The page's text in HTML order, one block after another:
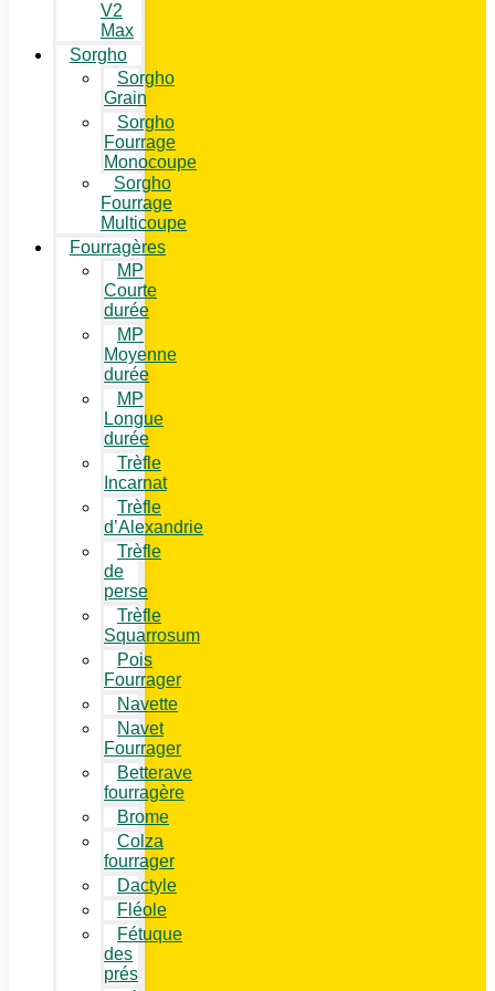
V2
Max
Sorgho
Sorgho
Grain
Sorgho
Fourrage
Monocoupe
Sorgho
Fourrage
Multicoupe
Fourragères
MP
Courte
durée
MP
Moyenne
durée
MP
Longue
durée
Trèfle
Incarnat
Trèfle
d’Alexandrie
Trèfle
de
perse
Trèfle
Squarrosum
Pois
Fourrager
Navette
Navet
Fourrager
Betterave
fourragère
Brome
Colza
fourrager
Dactyle
Fléole
Fétuque
des
prés